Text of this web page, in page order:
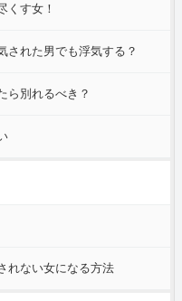
くす女！
された男でも浮気する？
ら別れるべき？
れない女になる方法